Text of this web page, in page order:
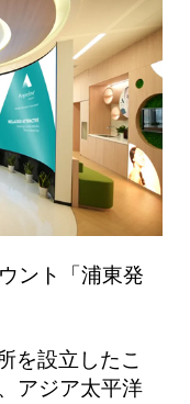
ント「浦東発
を設立したこ
アジア太平洋